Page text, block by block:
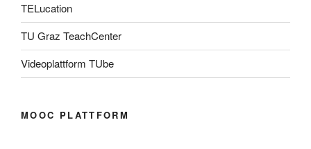
TELucation
TU Graz TeachCenter
Videoplattform TUbe
MOOC PLATTFORM